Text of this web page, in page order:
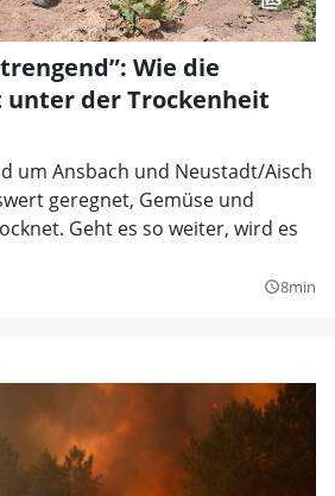
Wie die
der Trockenheit
um Ansbach und Neustadt/Aisch
geregnet, Gemüse und
Geht es so weiter, wird es
query_builder8min